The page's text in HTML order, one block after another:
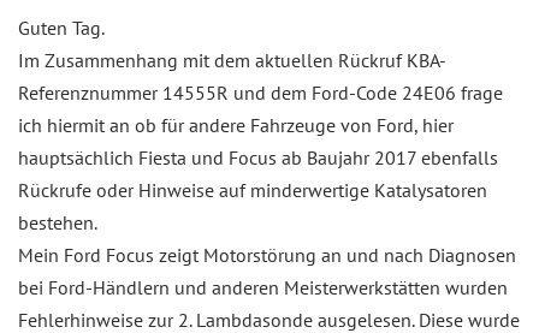
Guten Tag.
Im Zusammenhang mit dem aktuellen Rückruf KBA-
Referenznummer 14555R und dem Ford-Code 24E06 frage
ich hiermit an ob für andere Fahrzeuge von Ford, hier
hauptsächlich Fiesta und Focus ab Baujahr 2017 ebenfalls
Rückrufe oder Hinweise auf minderwertige Katalysatoren
bestehen.
Mein Ford Focus zeigt Motorstörung an und nach Diagnosen
bei Ford-Händlern und anderen Meisterwerkstätten wurden
Fehlerhinweise zur 2. Lambdasonde ausgelesen. Diese wurde